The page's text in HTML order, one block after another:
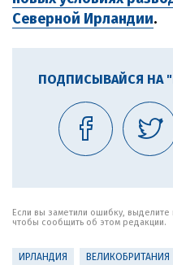
Северной Ирландии.
ПОДПИСЫВАЙСЯ НА
Если вы заметили ошибку,
чтобы сообщить об этом редакции.
ИРЛАНДИЯ ВЕЛИКОБРИТАНИЯ